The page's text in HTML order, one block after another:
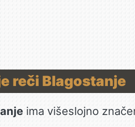
reči Blagostanje
ima višeslojno